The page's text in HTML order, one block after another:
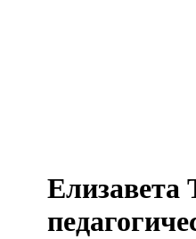
Елизавета